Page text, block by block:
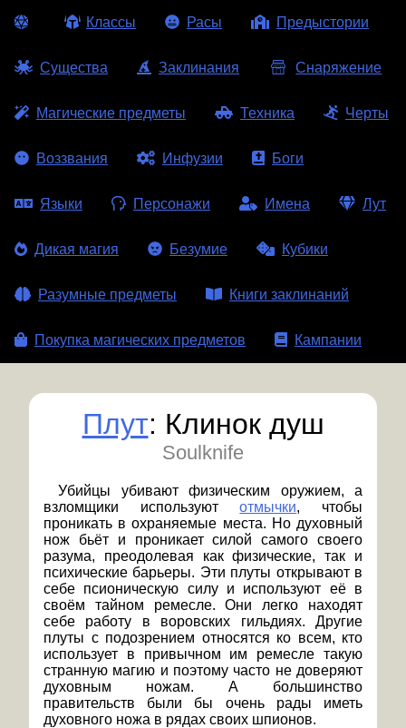
Классы Расы Предыстории
Существа Заклинания Снаряжение
Магические предметы Техника Черты
Воззвания Инфузии Боги
Языки Персонажи Имена Лут
Дикая магия Безумие Кубики
Разумные предметы Книги заклинаний
Покупка магических предметов Кампании
Плут: Клинок душ
Soulknife
Убийцы убивают физическим оружием, а
взломщики используютотмычки, чтобы
проникать в охраняемые места. Но духовный
нож бьёт и проникает силой самого своего
разума, преодолевая как физические, так и
психические барьеры. Эти плуты открывают в
себе псионическую силу и используют её в
своём тайном ремесле. Они легко находят
себе работу в воровских гильдиях. Другие
плуты с подозрением относятся ко всем, кто
использует в привычном им ремесле такую
странную магию и поэтому часто не доверяют
духовным ножам. А большинство
правительств были бы очень рады иметь
духовного ножа в рядах своих шпионов.